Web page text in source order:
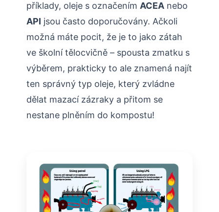
příklady, oleje s označením ACEA nebo
API jsou často doporučovány. Ačkoli
možná máte pocit, že je to jako zátah
ve školní tělocvičně – spousta zmatku s
výběrem, prakticky to ale znamená najít
ten správný typ oleje, který zvládne
dělat mazací zázraky a přitom se
nestane plněním do kompostu!